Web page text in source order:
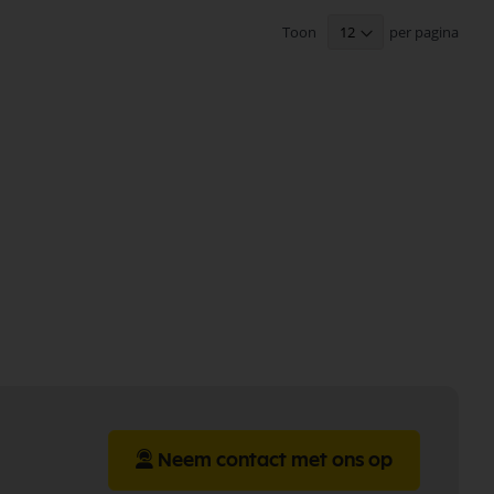
Toon per pagina
Neem contact met ons op